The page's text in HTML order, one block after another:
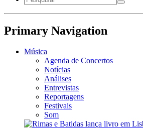
Primary Navigation
Música
Agenda de Concertos
Notícias
Análises
Entrevistas
Reportagens
Festivais
Som